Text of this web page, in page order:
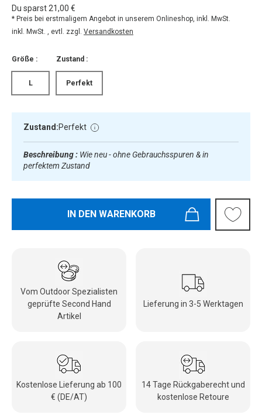
Du sparst 21,00 €
* Preis bei erstmaligem Angebot in unserem Onlineshop, inkl. MwSt.
inkl. MwSt. , evtl. zzgl. Versandkosten
Größe :
L
Zustand :
Perfekt
Zustand:Perfekt
Beschreibung : Wie neu - ohne Gebrauchsspuren & in
perfektem Zustand
IN DEN WARENKORB
Vom Outdoor Spezialisten
geprüfte Second Hand
Artikel
Lieferung in 3-5 Werktagen
Kostenlose Lieferung ab 100
€ (DE/AT)
14 Tage Rückgaberecht und
kostenlose Retoure